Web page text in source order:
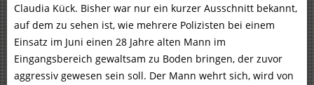
Claudia Kück. Bisher war nur ein kurzer Ausschnitt bekannt,
auf dem zu sehen ist, wie mehrere Polizisten bei einem
Einsatz im Juni einen 28 Jahre alten Mann im
Eingangsbereich gewaltsam zu Boden bringen, der zuvor
aggressiv gewesen sein soll. Der Mann wehrt sich, wird von